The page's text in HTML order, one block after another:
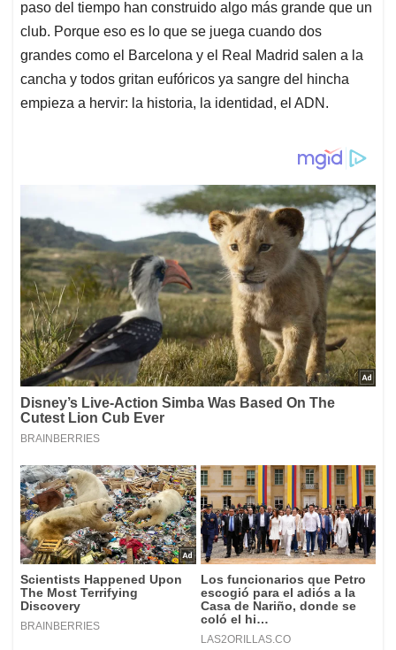
paso del tiempo han construido algo más grande que un
club. Porque eso es lo que se juega cuando dos
grandes como el Barcelona y el Real Madrid salen a la
cancha y todos gritan eufóricos ya sangre del hincha
empieza a hervir: la historia, la identidad, el ADN.